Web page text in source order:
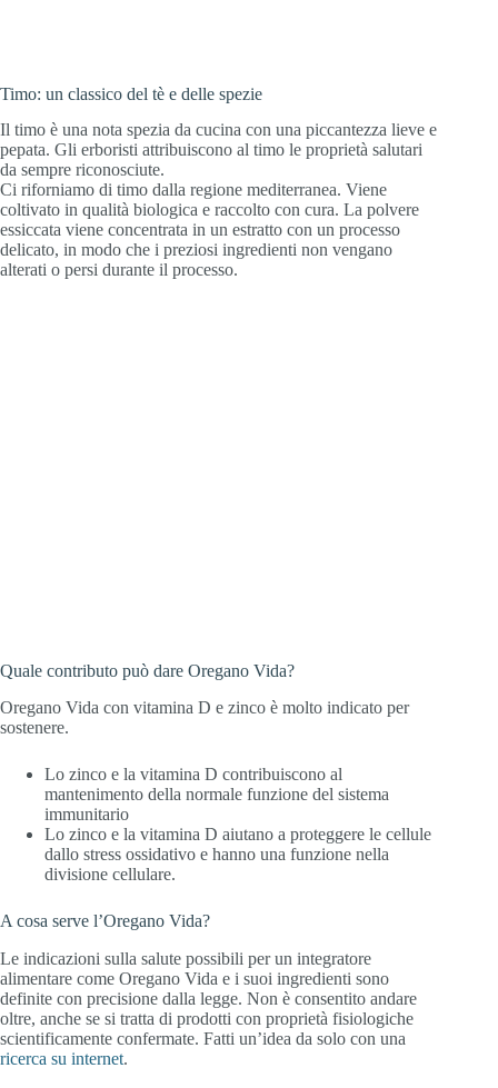
Timo: un classico del tè e delle spezie
Il timo è una nota spezia da cucina con una piccantezza lieve e
pepata. Gli erboristi attribuiscono al timo le proprietà salutari
da sempre riconosciute.
Ci riforniamo di timo dalla regione mediterranea. Viene
coltivato in qualità biologica e raccolto con cura. La polvere
essiccata viene concentrata in un estratto con un processo
delicato, in modo che i preziosi ingredienti non vengano
alterati o persi durante il processo.
Quale contributo può dare Oregano Vida?
Oregano Vida con vitamina D e zinco è molto indicato per
sostenere.
Lo zinco e la vitamina D contribuiscono al
mantenimento della normale funzione del sistema
immunitario
Lo zinco e la vitamina D aiutano a proteggere le cellule
dallo stress ossidativo e hanno una funzione nella
divisione cellulare.
A cosa serve l’Oregano Vida?
Le indicazioni sulla salute possibili per un integratore
alimentare come Oregano Vida e i suoi ingredienti sono
definite con precisione dalla legge. Non è consentito andare
oltre, anche se si tratta di prodotti con proprietà fisiologiche
scientificamente confermate. Fatti un’idea da solo con una
ricerca su internet.